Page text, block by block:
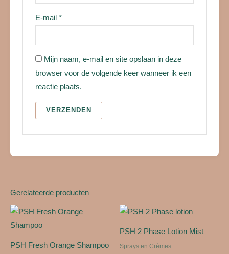
E-mail*
Mijn naam, e-mail en site opslaan in deze
browser voor de volgende keer wanneer ik een
reactie plaats.
Gerelateerde producten
PSH Fresh Orange Shampoo
PSH 2 Phase Lotion Mist
Sprays en Crèmes